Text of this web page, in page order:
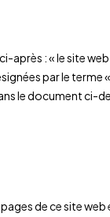
après : « le site
par le terme
le document ci-
de ce site